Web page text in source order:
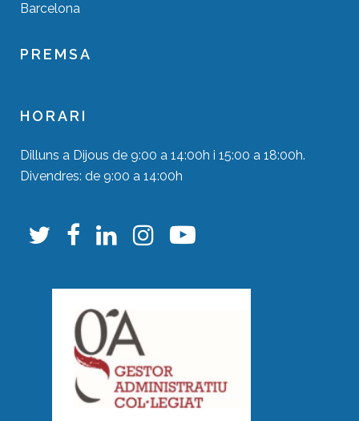
Barcelona
PREMSA
HORARI
Dilluns a Dijous de 9:00 a 14:00h i 15:00 a 18:00h.
Divendres: de 9:00 a 14:00h